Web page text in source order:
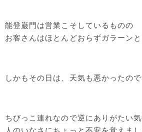
能登巌門は営業こそしているものの
お客さんはほとんどおらずガラーンと
しかもその日は、天気も悪かったの
ちびっこ連れなので逆にありがたい気
人のいなさにちょっと不安を覚えま